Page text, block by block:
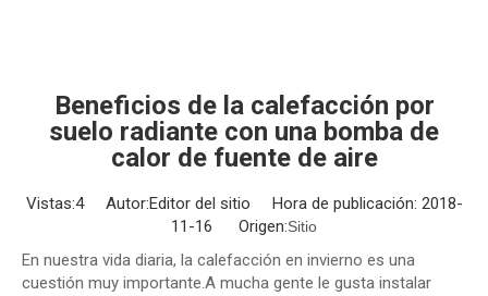
Beneficios de la calefacción por
suelo radiante con una bomba de
calor de fuente de aire
Vistas:4Autor:Editor del sitio Hora de publicación: 2018-
11-16 Origen:Sitio
En nuestra vida diaria, la calefacción en invierno es una
cuestión muy importante.A mucha gente le gusta instalar